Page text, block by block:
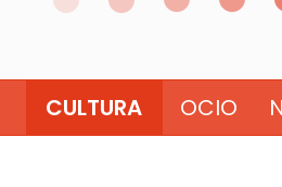
CULTURA OCIO